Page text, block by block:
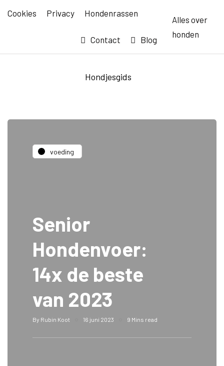
Cookies Privacy Hondenrassen
Blog
Contact
Alles over
honden
Hondjesgids
voeding
Senior
Hondenvoer:
14x de beste
van 2023
By Rubin Koot 16 juni 2023 9 Mins read